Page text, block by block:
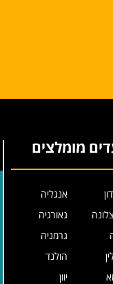
מומלצים
אנגליה
גאורגיה
גרמניה
הולנד
יוון